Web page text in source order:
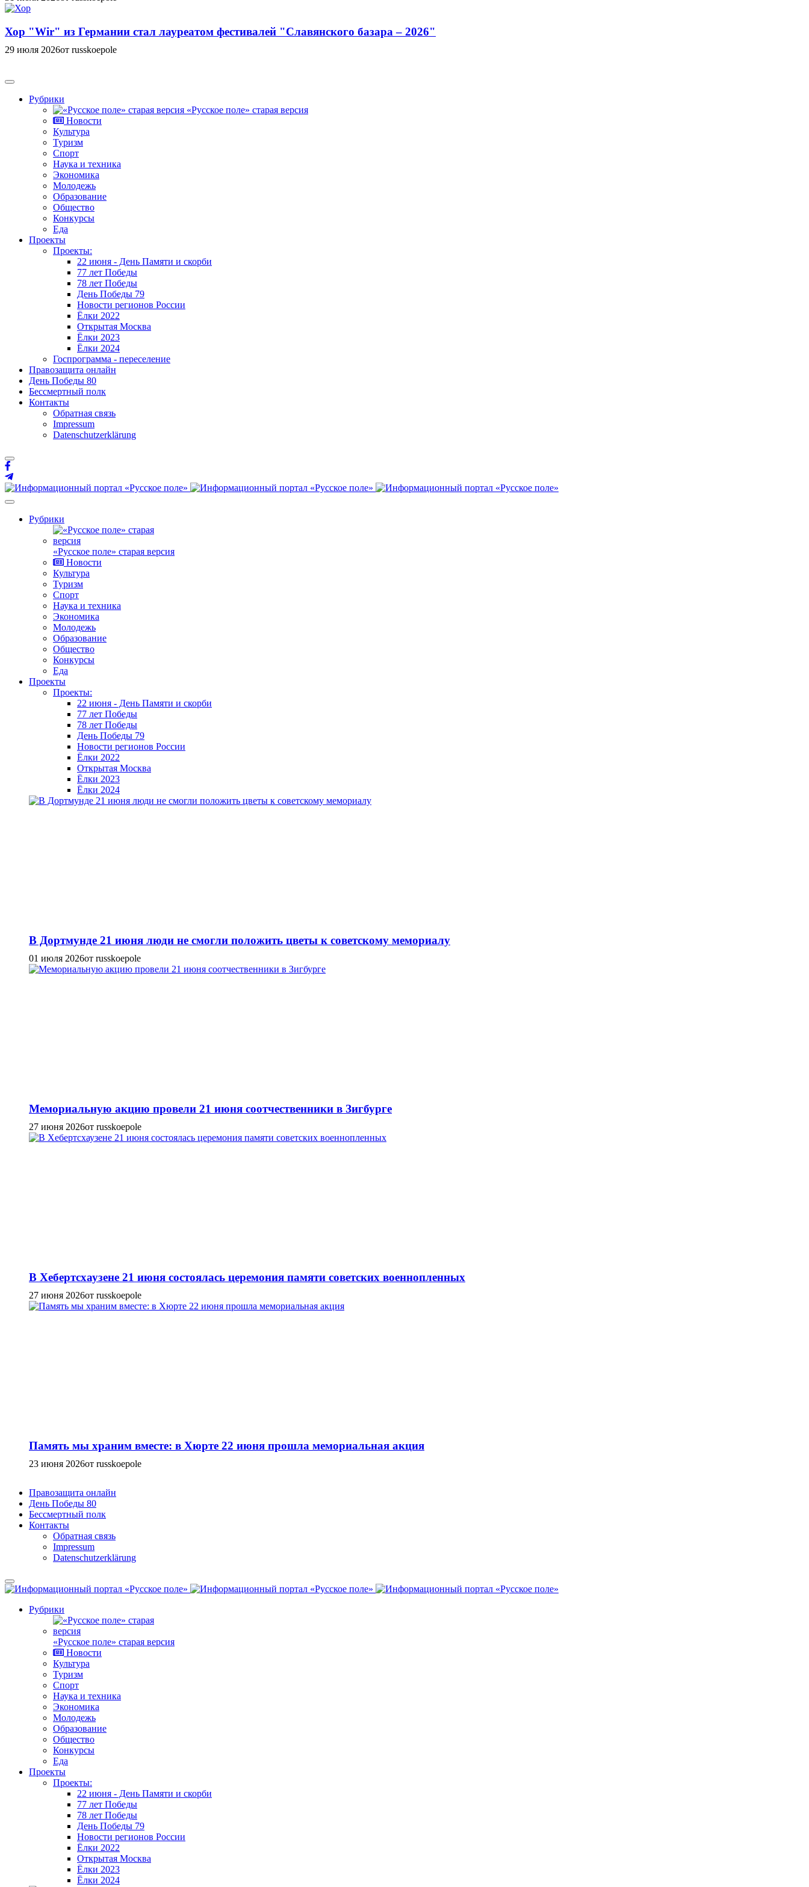
Хор "Wir" из Германии стал лауреатом фестивалей "Славянского базара – 2026"
29 июля 2026от russkoepole
Рубрики
«Русское поле» старая версия
Новости
Культура
Туризм
Спорт
Наука и техника
Экономика
Молодежь
Образование
Общество
Конкурсы
Еда
Проекты
Проекты:
22 июня - День Памяти и скорби
77 лет Победы
78 лет Победы
День Победы 79
Новости регионов России
Ёлки 2022
Открытая Москва
Ёлки 2023
Ёлки 2024
Госпрограмма - переселение
Правозащита онлайн
День Победы 80
Бессмертный полк
Контакты
Обратная связь
Impressum
Datenschutzerklärung
Рубрики
«Русское поле» старая версия
Новости
Культура
Туризм
Спорт
Наука и техника
Экономика
Молодежь
Образование
Общество
Конкурсы
Еда
Проекты
Проекты:
22 июня - День Памяти и скорби
77 лет Победы
78 лет Победы
День Победы 79
Новости регионов России
Ёлки 2022
Открытая Москва
Ёлки 2023
Ёлки 2024
В Дортмунде 21 июня люди не смогли положить цветы к советскому мемориалу
01 июля 2026от russkoepole
Мемориальную акцию провели 21 июня соотчественники в Зигбурге
27 июня 2026от russkoepole
В Хебертсхаузене 21 июня состоялась церемония памяти советских военнопленных
27 июня 2026от russkoepole
Память мы храним вместе: в Хюрте 22 июня прошла мемориальная акция
23 июня 2026от russkoepole
Правозащита онлайн
День Победы 80
Бессмертный полк
Контакты
Обратная связь
Impressum
Datenschutzerklärung
Рубрики
«Русское поле» старая версия
Новости
Культура
Туризм
Спорт
Наука и техника
Экономика
Молодежь
Образование
Общество
Конкурсы
Еда
Проекты
Проекты:
22 июня - День Памяти и скорби
77 лет Победы
78 лет Победы
День Победы 79
Новости регионов России
Ёлки 2022
Открытая Москва
Ёлки 2023
Ёлки 2024